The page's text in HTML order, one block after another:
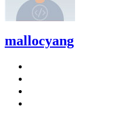
mallocyang